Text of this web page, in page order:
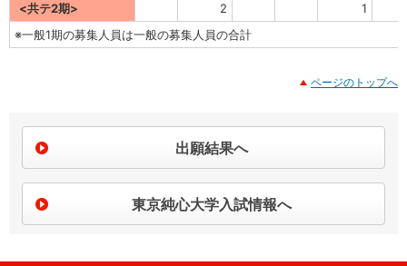
<共テ2期>
2
1
※一般1期の募集人員は一般の募集人員の合計
ページのトップへ
出願結果へ
東京純心大学入試情報へ